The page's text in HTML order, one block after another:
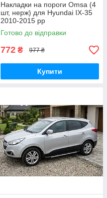
Накладки на пороги Omsa (4
шт, нерж) для Hyundai IX-35
2010-2015 рр
Готово до відправки
772 ₴ 977 ₴
Купити